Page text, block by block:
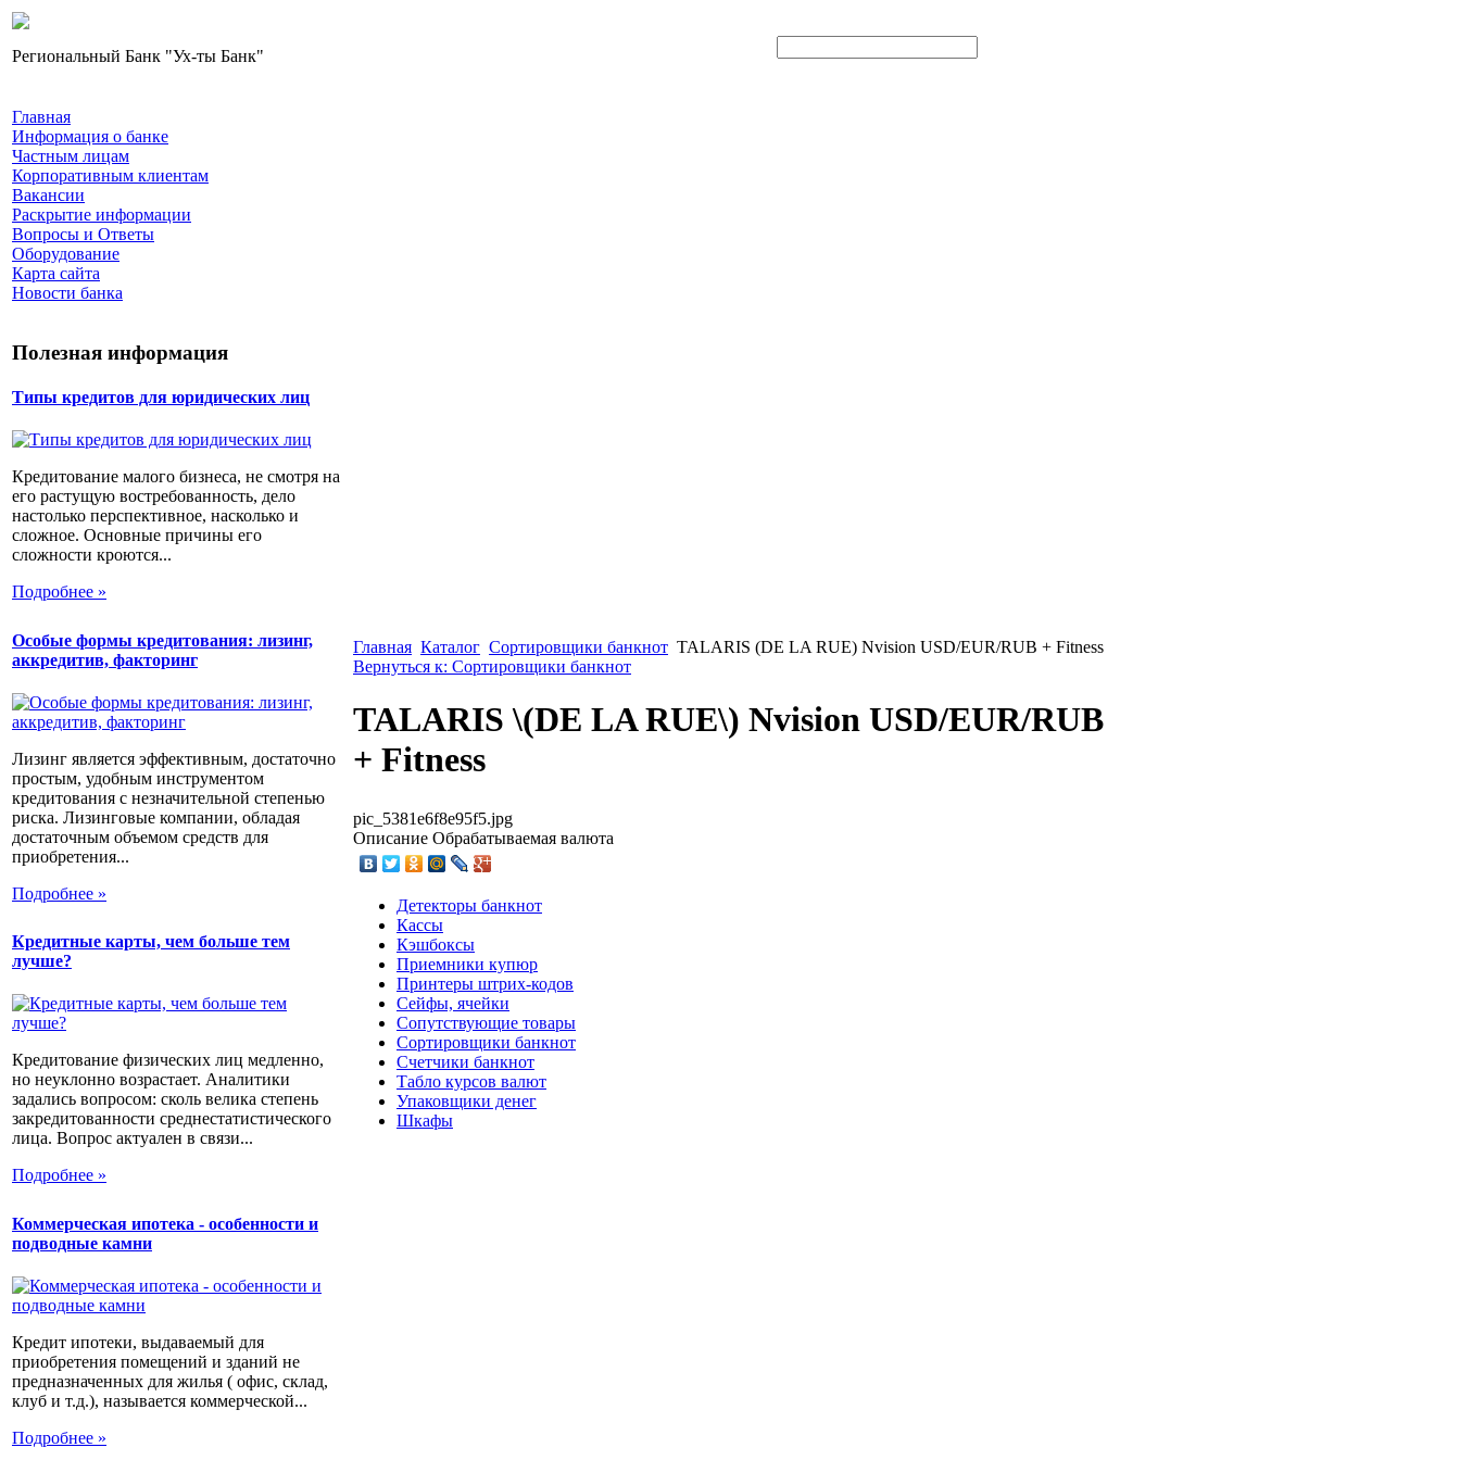
Региональный Банк "Ух-ты Банк"
Главная
Информация о банке
Частным лицам
Корпоративным клиентам
Вакансии
Раскрытие информации
Вопросы и Ответы
Оборудование
Карта сайта
Новости банка
Полезная информация
Типы кредитов для юридических лиц
Кредитование малого бизнеса, не смотря на
его растущую востребованность, дело
настолько перспективное, насколько и
сложное. Основные причины его
сложности кроются...
Подробнее »
Особые формы кредитования: лизинг,
аккредитив, факторинг
Лизинг является эффективным, достаточно
простым, удобным инструментом
кредитования с незначительной степенью
риска. Лизинговые компании, обладая
достаточным объемом средств для
приобретения...
Подробнее »
Кредитные карты, чем больше тем
лучше?
Кредитование физических лиц медленно,
но неуклонно возрастает. Аналитики
задались вопросом: сколь велика степень
закредитованности среднестатистического
лица. Вопрос актуален в связи...
Подробнее »
Коммерческая ипотека - особенности и
подводные камни
Кредит ипотеки, выдаваемый для
приобретения помещений и зданий не
предназначенных для жилья ( офис, склад,
клуб и т.д.), называется коммерческой...
Подробнее »
Главная Каталог Сортировщики банкнот TALARIS (DE LA RUE) Nvision USD/EUR/RUB + Fitness
Вернуться к: Сортировщики банкнот
TALARIS \(DE LA RUE\) Nvision USD/EUR/RUB
+ Fitness
pic_5381e6f8e95f5.jpg
Описание Обрабатываемая валюта
Детекторы банкнот
Кассы
Кэшбоксы
Приемники купюр
Принтеры штрих-кодов
Сейфы, ячейки
Сопутствующие товары
Сортировщики банкнот
Счетчики банкнот
Табло курсов валют
Упаковщики денег
Шкафы